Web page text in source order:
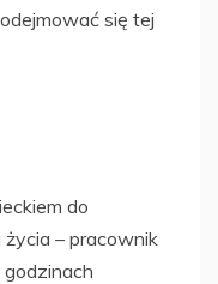
się tej
do
– pracownik